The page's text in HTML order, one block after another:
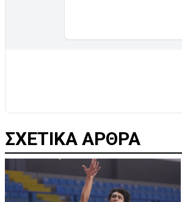
ΣΧΕΤΙΚΑ ΑΡΘΡΑ